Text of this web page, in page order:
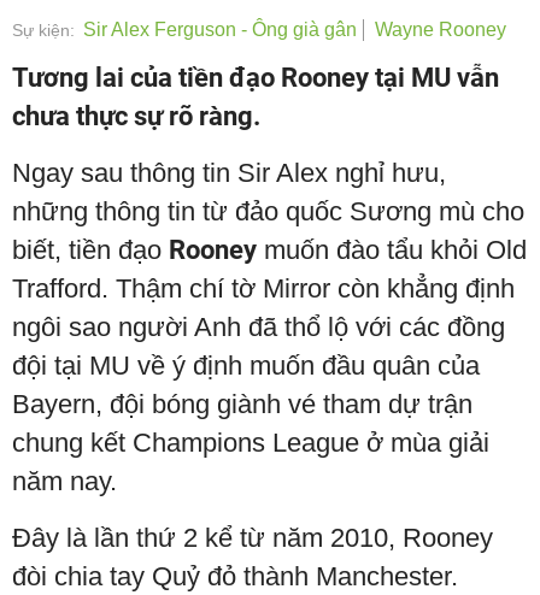
Sự kiện: Sir Alex Ferguson - Ông già gân Wayne Rooney
Tương lai của tiền đạo Rooney tại MU vẫn
chưa thực sự rõ ràng.
Ngay sau thông tin Sir Alex nghỉ hưu,
những thông tin từ đảo quốc Sương mù cho
biết, tiền đạo Rooney muốn đào tẩu khỏi Old
Trafford. Thậm chí tờ Mirror còn khẳng định
ngôi sao người Anh đã thổ lộ với các đồng
đội tại MU về ý định muốn đầu quân của
Bayern, đội bóng giành vé tham dự trận
chung kết Champions League ở mùa giải
năm nay.
Đây là lần thứ 2 kể từ năm 2010, Rooney
đòi chia tay Quỷ đỏ thành Manchester.